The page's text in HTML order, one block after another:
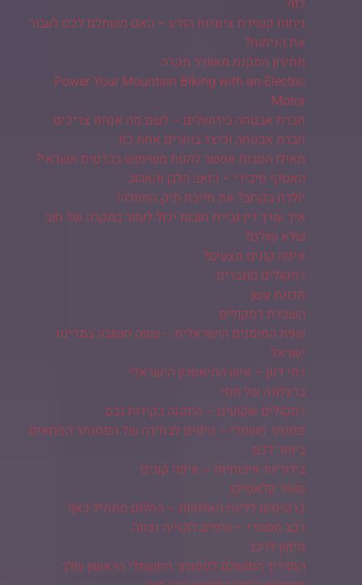
ניתוח קשירת צינורות הזרע – האם משתלם לכם לעבור
את הניתוח?
מחירון התקנת מאוורר תקרה
Power Your Mountain Biking with an Electric
Motor
חברת אבטחה בירושלים – לשם מה אנחנו צריכים
חברת אבטחה וכיצד בוחרים אחת כזו
מאילו הטבות אפשר להנות משימוש בכרטיס אשראי?
האסקי סיבירי – הזאב הלבן והאהוב
יולדת בקרוב? את חייבת תיק החתלה!
איך עורך דין גביית חובות יכול לעזור במקרה של חוב
שלא שולם?
איפה קונים מצעים?
רמקולים מוגברים
מכונת עשן
השכרת רמקולים
שפת הסימנים הישראלית – שפה חשובה במדינת
ישראל
רמי דנון – איש התיאטרון הישראלי
ברצלונה של מסי
רמקולים שקועים – התקנה בקירות גבס
פסנתר חשמלי – טיפים לבחירה של הפסנתר המתאים
ביותר לכם
בידוריות איכותיות – איפה קונים
סופר קלאסיקו
כרטיסים לליגת האלופות – החלום מתחיל כאן!
רכב מסחרי – טיפים לקנייה נכונה
מימון לרכב
המדריך המושלם לפסנתר החשמלי הראשון שלך